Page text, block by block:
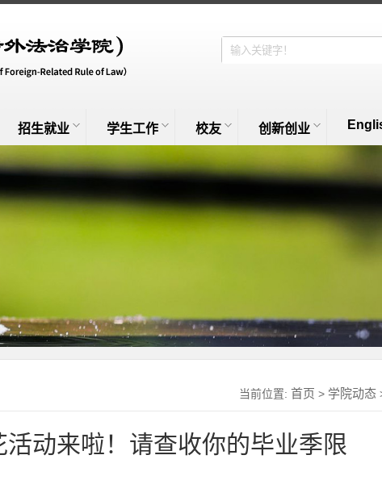
招生就业 学生工作 校友 创新创业
当前位置: 首页 > 学院动态
活动来啦！请查收你的毕业季限